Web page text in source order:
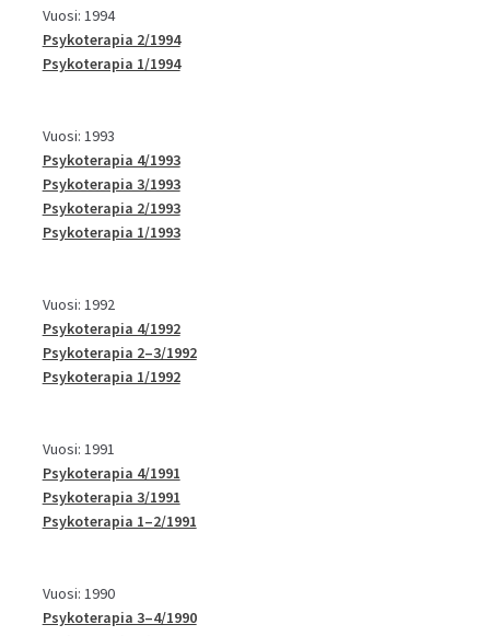
Vuosi: 1994
Psykoterapia 2/1994
Psykoterapia 1/1994
Vuosi: 1993
Psykoterapia 4/1993
Psykoterapia 3/1993
Psykoterapia 2/1993
Psykoterapia 1/1993
Vuosi: 1992
Psykoterapia 4/1992
Psykoterapia 2–3/1992
Psykoterapia 1/1992
Vuosi: 1991
Psykoterapia 4/1991
Psykoterapia 3/1991
Psykoterapia 1–2/1991
Vuosi: 1990
Psykoterapia 3–4/1990